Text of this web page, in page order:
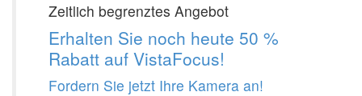
Zeitlich begrenztes Angebot
Erhalten Sie noch heute 50 %
Rabatt auf VistaFocus!
Fordern Sie jetzt Ihre Kamera an!